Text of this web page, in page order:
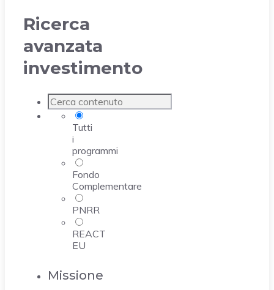
Ricerca
avanzata
investimento
Tutti
i
programmi
Fondo
Complementare
PNRR
REACT
EU
Missione